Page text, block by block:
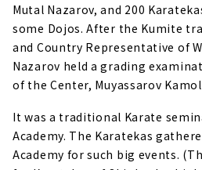
Mutal Nazarov, and 200
some Dojos. After the Kumite
and Country Representative of
Nazarov held a grading
of the Center, Muyassarov
It was a traditional Karate
Academy. The Karatekas
Academy for such big events.